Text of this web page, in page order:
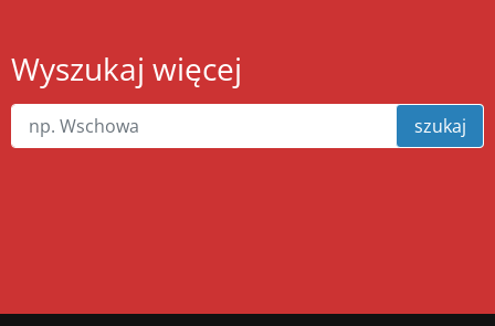
Wyszukaj więcej
szukaj